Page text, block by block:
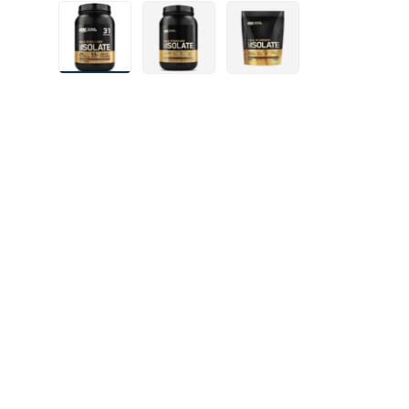
Laad afbeelding 1 in gallerij-weergave
Laad afbeelding 4 in gallerij-weergave
Laad afbeelding 5 in